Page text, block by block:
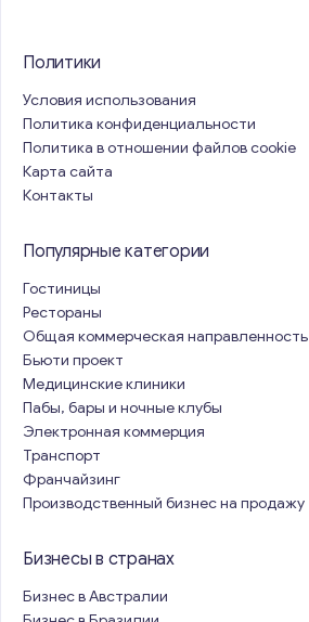
Политики
Условия использования
Политика конфиденциальности
Политика в отношении файлов cookie
Карта сайта
Контакты
Популярные категории
Гостиницы
Рестораны
Общая коммерческая направленность
Бьюти проект
Медицинские клиники
Пабы, бары и ночные клубы
Электронная коммерция
Транспорт
Франчайзинг
Производственный бизнес на продажу
Бизнесы в странах
Бизнес в Австралии